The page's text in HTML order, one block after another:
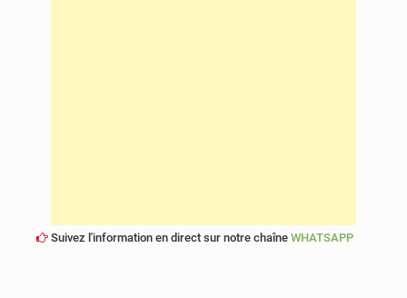
Suivez l'information en direct sur notre chaîne WHATSAPP